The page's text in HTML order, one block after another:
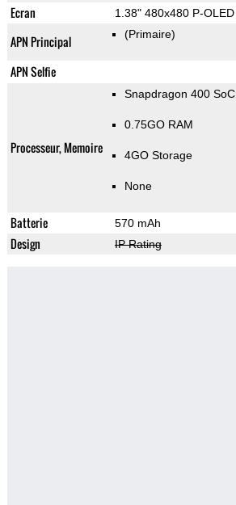
Ecran 1.38" 480x480 P-OLED
APN Principal (Primaire)
APN Selfie
Processeur, Memoire
Snapdragon 400 SoC
0.75GO RAM
4GO Storage
None
Batterie 570 mAh
Design IP Rating